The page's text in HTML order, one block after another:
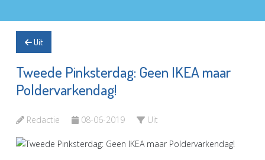
Uit
Tweede Pinksterdag: Geen IKEA maar
Poldervarkendag!
Redactie 08-06-2019 Uit